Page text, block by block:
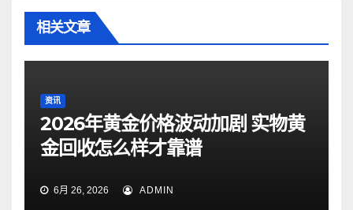
相关文章
资讯
2026年黄金价格波动加剧 实物黄
金回收怎么样才靠谱
6月 26, 2026 ADMIN